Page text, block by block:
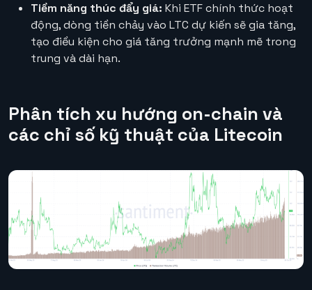
Tiềm năng thúc đẩy giá: Khi ETF chính thức hoạt
động, dòng tiền chảy vào LTC dự kiến sẽ gia tăng,
tạo điều kiện cho giá tăng trưởng mạnh mẽ trong
trung và dài hạn.
Phân tích xu hướng on-chain và
các chỉ số kỹ thuật của Litecoin